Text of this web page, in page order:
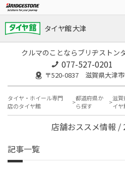
タイヤ館 大津
クルマのことならブリヂストン
077-527-0201
〒520-0837 滋賀県大津
タイヤ・ホイール専門
店のタイヤ館
都道府県か
ら探す
滋賀
イヤ
店舗おススメ情報 /
記事一覧